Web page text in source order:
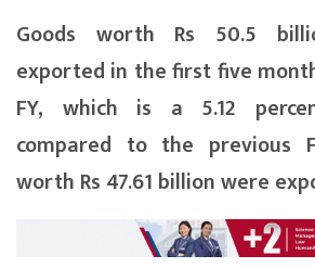
Goods worth Rs 50.5
exported in the first five
FY, which is a 5.12
compared to the previous
worth Rs 47.61 billion were